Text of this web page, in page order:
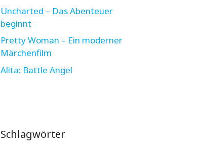
Uncharted – Das Abenteuer
beginnt
Pretty Woman – Ein moderner
Märchenfilm
Alita: Battle Angel
Schlagwörter